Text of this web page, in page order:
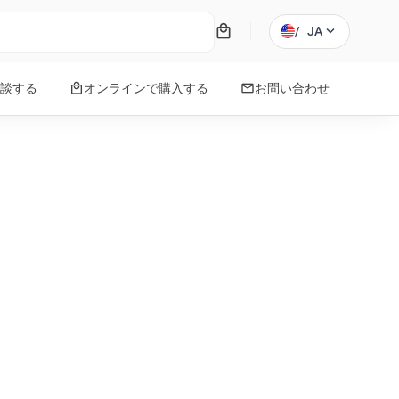
local_mall / JA expand_more
する local_mallオンラインで購入する mailお問い合わせ